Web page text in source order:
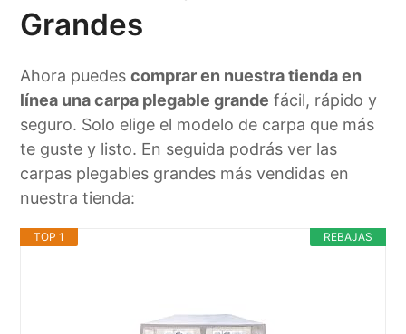
Grandes
Ahora puedescomprar en nuestra tienda en
línea una carpa plegable grande fácil, rápido y
seguro. Solo elige el modelo de carpa que más
te guste y listo. En seguida podrás ver las
carpas plegables grandes más vendidas en
nuestra tienda:
REBAJAS
TOP 1